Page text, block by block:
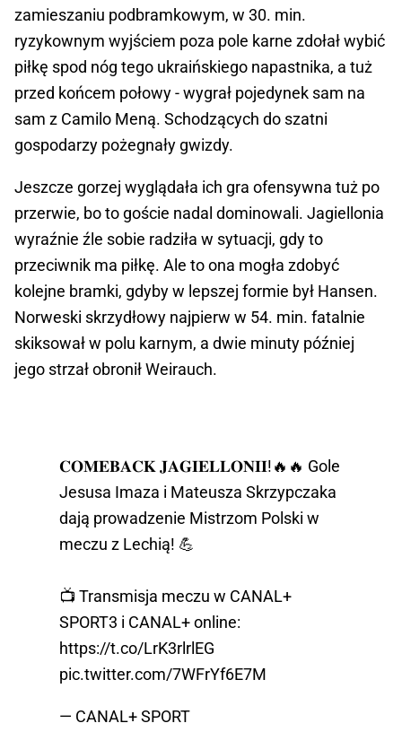
zamieszaniu podbramkowym, w 30. min.
ryzykownym wyjściem poza pole karne zdołał wybić
piłkę spod nóg tego ukraińskiego napastnika, a tuż
przed końcem połowy - wygrał pojedynek sam na
sam z Camilo Meną. Schodzących do szatni
gospodarzy pożegnały gwizdy.
Jeszcze gorzej wyglądała ich gra ofensywna tuż po
przerwie, bo to goście nadal dominowali. Jagiellonia
wyraźnie źle sobie radziła w sytuacji, gdy to
przeciwnik ma piłkę. Ale to ona mogła zdobyć
kolejne bramki, gdyby w lepszej formie był Hansen.
Norweski skrzydłowy najpierw w 54. min. fatalnie
skiksował w polu karnym, a dwie minuty później
jego strzał obronił Weirauch.
𝐂𝐎𝐌𝐄𝐁𝐀𝐂𝐊 𝐉𝐀𝐆𝐈𝐄𝐋𝐋𝐎𝐍𝐈𝐈!🔥🔥 Gole
Jesusa Imaza i Mateusza Skrzypczaka
dają prowadzenie Mistrzom Polski w
meczu z Lechią! 💪
📺 Transmisja meczu w CANAL+
SPORT3 i CANAL+ online:
https://t.co/LrK3rlrlEG
pic.twitter.com/7WFrYf6E7M
— CANAL+ SPORT